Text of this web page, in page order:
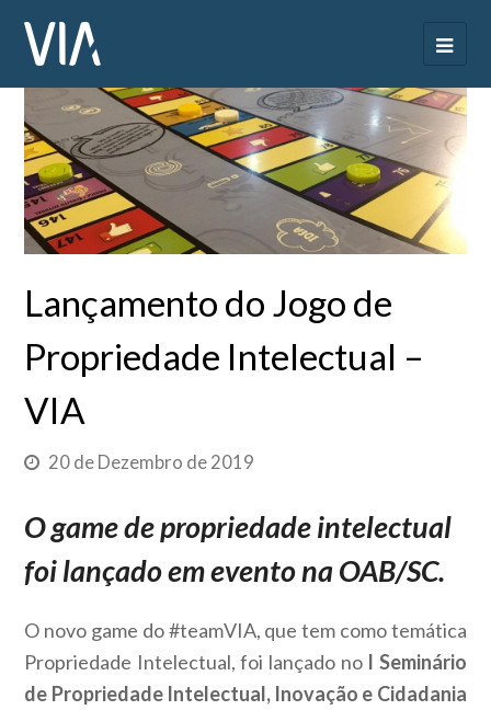
Lançamento do Jogo de
Propriedade Intelectual –
VIA
20 de Dezembro de 2019
O game de propriedade intelectual
foi lançado em evento na OAB/SC.
O novo game do #teamVIA, que tem como temática
Propriedade Intelectual, foi lançado no I Seminário
de Propriedade Intelectual, Inovação e Cidadania